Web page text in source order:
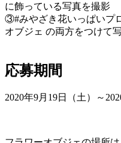
に飾っている写真を撮影
③#みやざき花いっぱいプ
オブジェ の両方をつけて
応募期間
2020年9月19日（土）～